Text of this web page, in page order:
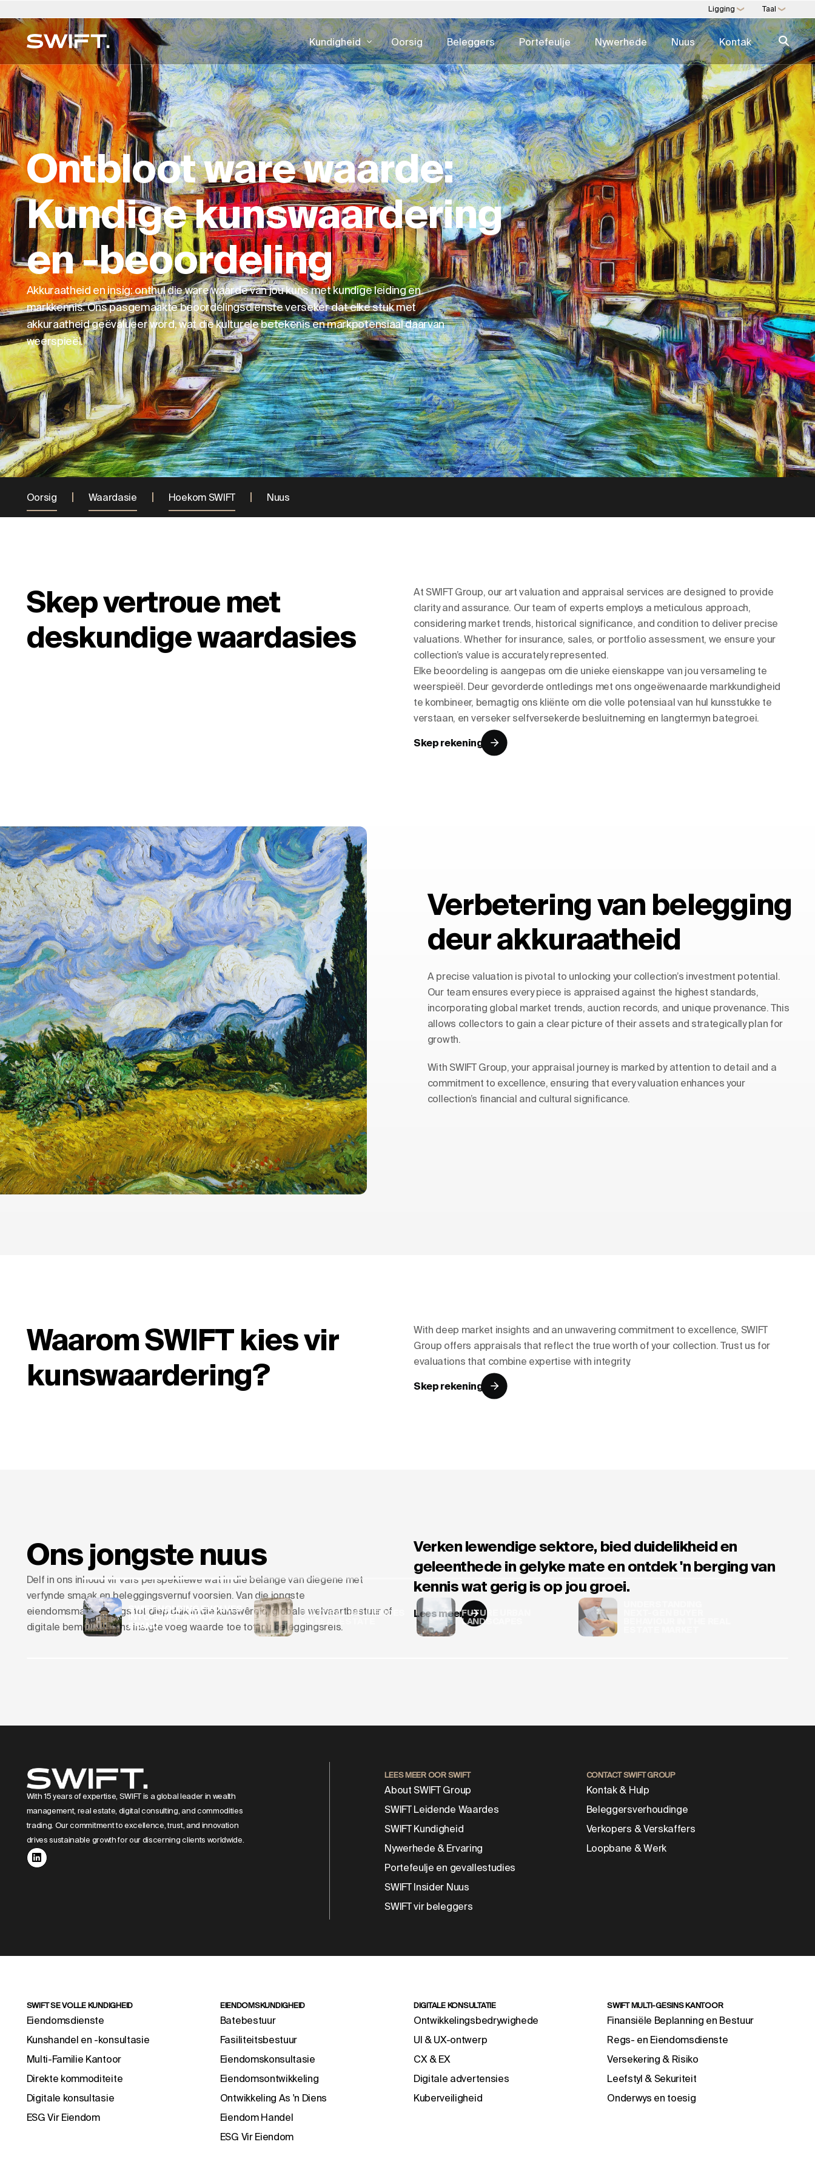
Ligging ❯ Taal ❯
Privaat Toegang
Valgrind deur SWIFT
Ontdek geleenthede en verken SWIFT-kundigheid - alles
op Valgrind by SWIFT. (Debuut Maart 2025)
Kies Ligging
Australië
België
Brasilië
Kanada
Chili
China – 中国
Colombia
Tsjeggiese Republiek
Denemarke
Duitsland
Dubai (VAE)
Finland
Frankryk
Hong Kong – 香港
Hongarye
Italië
Japan – 日本
Korea – 한국
Luxemburg
Nederland
Pole
Portugal
Saoedi-Arabië
Switserland
Singapoer
Slowakye
Suid-Afrika
Spanje
Swede
Verenigde Koninkryk
Verenigde State
Oostenryk
Kies Taal
العربية
简体中文
Čeština
Afrikaans
English (UK)
Deutsch
Русский
Français
Kundigheid
MEERFAMILIEKANTOOR
Finansiële Beplanning en Bestuur
Regs- en Eiendomsdienste
Versekering & Risiko
Leefstyl & Sekuriteit
Onderwys en toesig
Kundigheidgids →
DIGITALE KONSULTATIE
Ontwikkelingsbedrywighede
UI & UX-ontwerp
CX & EX
Digitale advertensies
Kuberveiligheid
EIENDOMSKUNDIGHEID
Batebestuur
Fasiliteitsbestuur
Eiendomskonsultasie
Eiendomsontwikkeling
Ontwikkeling As 'n Diens
Eiendom Handel
ESG Vir Eiendom
SWIFT KUNDIGHEID
Kundigheidgids →
Eiendomsdienste
Kunshandel en -konsultasie
Multi-Familie Kantoor
Direkte kommoditeite
Digitale konsultasie
ESG Vir Eiendom
Oorsig Beleggers Portefeulje Nywerhede Nuus Kontak
Ontbloot ware waarde:
Kundige kunswaardering
en -beoordeling
Akkuraatheid en insig: onthul die ware waarde van jou kuns met kundige leiding en
markkennis. Ons pasgemaakte beoordelingsdienste verseker dat elke stuk met
akkuraatheid geëvalueer word, wat die kulturele betekenis en markpotensiaal daarvan
weerspieël.
Oorsig Waardasie Hoekom SWIFT Nuus
Skep vertroue met
deskundige waardasies
At SWIFT Group, our art valuation and appraisal services are designed to provide
clarity and assurance. Our team of experts employs a meticulous approach,
considering market trends, historical significance, and condition to deliver precise
valuations. Whether for insurance, sales, or portfolio assessment, we ensure your
collection’s value is accurately represented.
Elke beoordeling is aangepas om die unieke eienskappe van jou versameling te
weerspieël. Deur gevorderde ontledings met ons ongeëwenaarde markkundigheid
te kombineer, bemagtig ons kliënte om die volle potensiaal van hul kunsstukke te
verstaan, en verseker selfversekerde besluitneming en langtermyn bategroei.
Skep rekening
Verbetering van belegging
deur akkuraatheid
A precise valuation is pivotal to unlocking your collection’s investment potential.
Our team ensures every piece is appraised against the highest standards,
incorporating global market trends, auction records, and unique provenance. This
allows collectors to gain a clear picture of their assets and strategically plan for
growth.
With SWIFT Group, your appraisal journey is marked by attention to detail and a
commitment to excellence, ensuring that every valuation enhances your
collection’s financial and cultural significance.
Waarom SWIFT kies vir
kunswaardering?
With deep market insights and an unwavering commitment to excellence, SWIFT
Group offers appraisals that reflect the true worth of your collection. Trust us for
evaluations that combine expertise with integrity.
Skep rekening
Ons jongste nuus
Delf in ons inhoud vir vars perspektiewe wat in die belange van diegene met
verfynde smaak en beleggingsvernuf voorsien. Van die jongste
eiendomsmarkneigings tot diep duik in die kunswêreld, globale welvaartbestuur of
digitale bemarking, ons insigte voeg waarde toe tot jou beleggingsreis.
Verken lewendige sektore, bied duidelikheid en
geleenthede in gelyke mate en ontdek 'n berging van
kennis wat gerig is op jou groei.
Lees meer
SWIFT HOLDING EVOLVES
INTO SWIFT GROUP
BRAND
CULTURAL INFLUENCES
ON REAL ESTATE
FUTURE URBAN
LANDSCAPES
With 15 years of expertise, SWIFT is a global leader in wealth
management, real estate, digital consulting, and commodities
trading. Our commitment to excellence, trust, and innovation
drives sustainable growth for our discerning clients worldwide.
LEES MEER OOR SWIFT
About SWIFT Group
SWIFT Leidende Waardes
SWIFT Kundigheid
Nywerhede & Ervaring
Portefeulje en gevallestudies
SWIFT Insider Nuus
SWIFT vir beleggers
CONTACT SWIFT GROUP
Kontak & Hulp
Beleggersverhoudinge
Verkopers & Verskaffers
Loopbane & Werk
SWIFT SE VOLLE KUNDIGHEID
Eiendomsdienste
Kunshandel en -konsultasie
Multi-Familie Kantoor
Direkte kommoditeite
Digitale konsultasie
ESG Vir Eiendom
EIENDOMSKUNDIGHEID
Batebestuur
Fasiliteitsbestuur
Eiendomskonsultasie
Eiendomsontwikkeling
Ontwikkeling As 'n Diens
Eiendom Handel
ESG Vir Eiendom
DIGITALE KONSULTATIE
Ontwikkelingsbedrywighede
UI & UX-ontwerp
CX & EX
Digitale advertensies
Kuberveiligheid
SWIFT MULTI-GESINS KANTOOR
Finansiële Beplanning en Bestuur
Regs- en Eiendomsdienste
Versekering & Risiko
Leefstyl & Sekuriteit
Onderwys en toesig